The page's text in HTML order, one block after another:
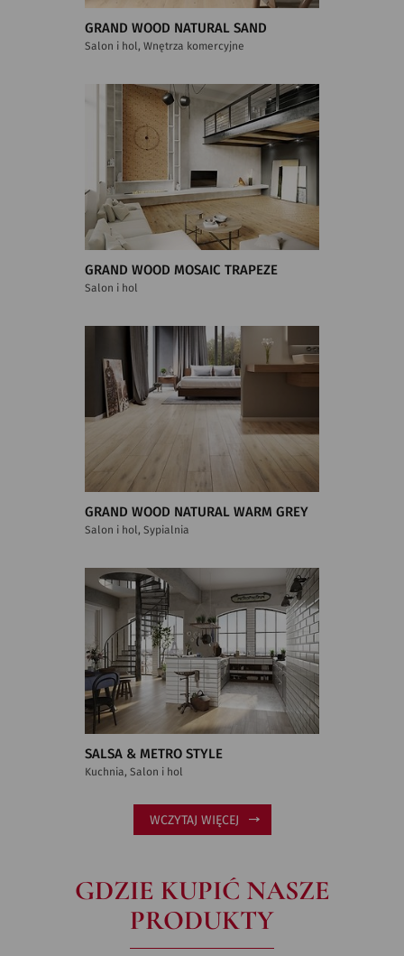
GRAND WOOD NATURAL SAND
Salon i hol, Wnętrza komercyjne
GRAND WOOD MOSAIC TRAPEZE
Salon i hol
GRAND WOOD NATURAL WARM GREY
Salon i hol, Sypialnia
SALSA & METRO STYLE
Kuchnia, Salon i hol
WCZYTAJ WIĘCEJ
GDZIE KUPIĆ NASZE
PRODUKTY